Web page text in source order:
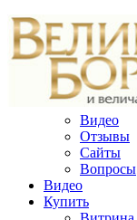
Видео
Отзывы
Сайты
Вопросы
Видео
Купить